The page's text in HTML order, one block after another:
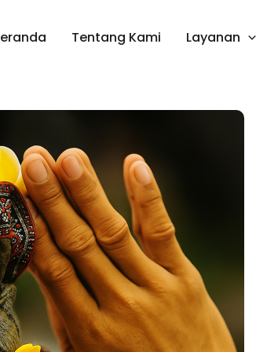
Tentang Kami Layanan